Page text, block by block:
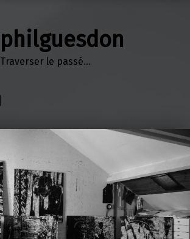
philguesdon
Traverser le passé…